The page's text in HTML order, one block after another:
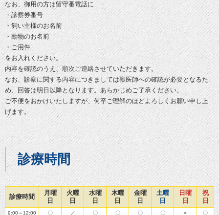
なお、御用の方は留守番電話に
・診察券番号
・飼い主様のお名前
・動物のお名前
・ご用件
をお入れください。
内容を確認のうえ、順次ご連絡させていただきます。
なお、診察に関する内容につきましては獣医師への確認が必要となるた
め、回答は明日以降となります。あらかじめご了承ください。
ご不便をおかけいたしますが、何卒ご理解のほどよろしくお願い申し上
げます。
診療時間
診療時間
月曜
日
火曜
日
水曜
日
木曜
日
金曜
日
土曜
日
日曜
日
祝
日
9:00～12:00 〇 ／ 〇 〇 〇 〇 ○ 〇